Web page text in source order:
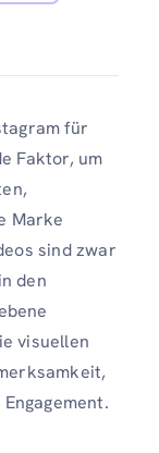
für
Faktor, um
Marke
sind zwar
den
visuellen